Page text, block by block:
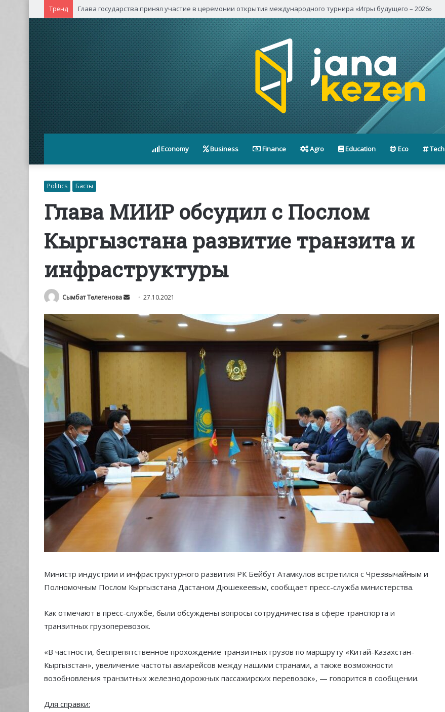
Тренд Глава государства принял участие в церемонии открытия международного турнира «Игры будущего – 2026»
Economy Business Finance Agro Education Eco Tech
Politics Басты
Глава МИИР обсудил с Послом
Кыргызстана развитие транзита и
инфраструктуры
Сымбат Төлегенова
Send
email
27.10.2021
Министр индустрии и инфраструктурного развития РК Бейбут Атамкулов встретился с Чрезвычайным и
Полномочным Послом Кыргызстана Дастаном Дюшекеевым, сообщает пресс-служба министерства.
Как отмечают в пресс-службе, были обсуждены вопросы сотрудничества в сфере транспорта и
транзитных грузоперевозок.
«В частности, беспрепятственное прохождение транзитных грузов по маршруту «Китай-Казахстан-
Кыргызстан», увеличение частоты авиарейсов между нашими странами, а также возможности
возобновления транзитных железнодорожных пассажирских перевозок», — говорится в сообщении.
Для справки: